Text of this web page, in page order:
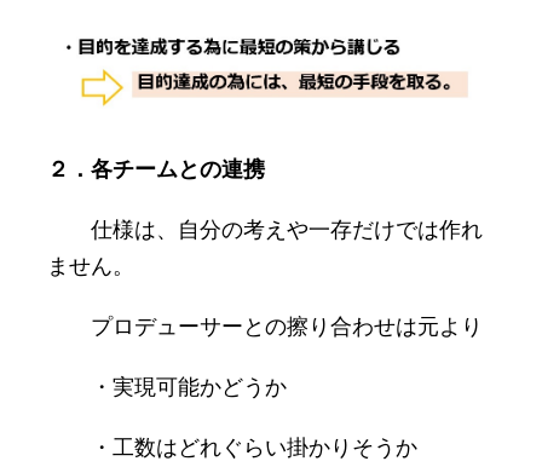
２．各チームとの連携
仕様は、自分の考えや一存だけでは作れ
ません。
プロデューサーとの擦り合わせは元より
・実現可能かどうか
・工数はどれぐらい掛かりそうか